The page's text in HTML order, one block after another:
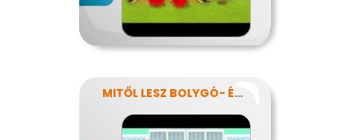
MITŐL LESZ BOLYGÓ- ÉS EGÉSZSÉGTUDATOS IS AZ ÉTRENDEM?